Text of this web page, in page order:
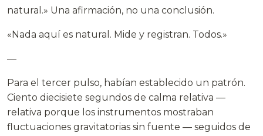
natural.» Una afirmación, no una conclusión.
«Nada aquí es natural. Mide y registran. Todos.»
—
Para el tercer pulso, habían establecido un patrón.
Ciento diecisiete segundos de calma relativa —
relativa porque los instrumentos mostraban
fluctuaciones gravitatorias sin fuente — seguidos de